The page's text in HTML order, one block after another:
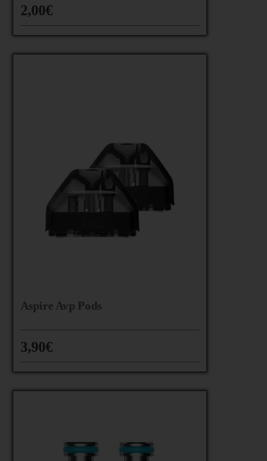
2,00€
Aspire Avp Pods
3,90€